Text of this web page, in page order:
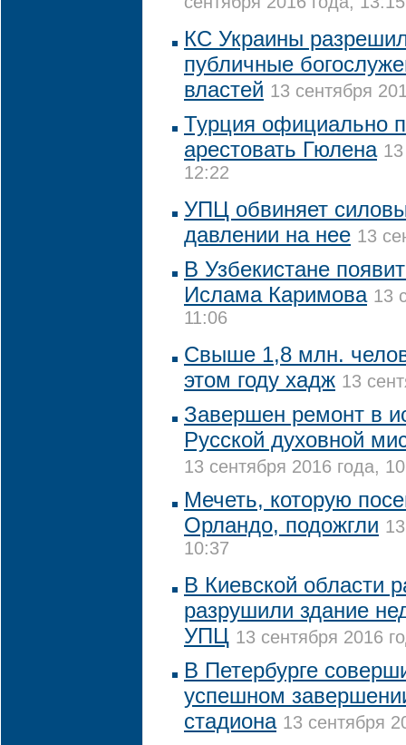
КС Украины
публичные
властей 13 сентября
Турция официально
арестовать Гюлена
12:22
УПЦ обвиняет
давлении на нее 13
В Узбекистане
Ислама Каримова 13
11:06
Свыше 1,8 млн.
этом году хадж 13
Завершен ремонт в
Русской духовной
13 сентября 2016 года,
Мечеть, которую
Орландо, подожгли
10:37
В Киевской области
разрушили здание
УПЦ 13 сентября 2016
В Петербурге
успешном
стадиона 13 сентября